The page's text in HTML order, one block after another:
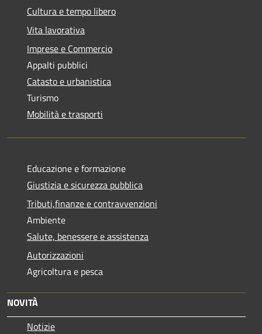
Cultura e tempo libero
Vita lavorativa
Imprese e Commercio
Appalti pubblici
Catasto e urbanistica
Turismo
Mobilità e trasporti
Educazione e formazione
Giustizia e sicurezza pubblica
Tributi,finanze e contravvenzioni
Ambiente
Salute, benessere e assistenza
Autorizzazioni
Agricoltura e pesca
NOVITÀ
Notizie